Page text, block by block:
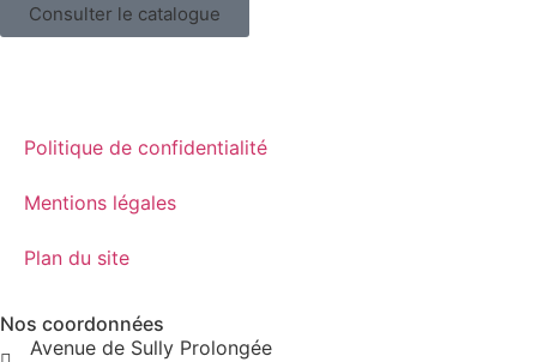
Consulter le catalogue
Politique de confidentialité
Mentions légales
Plan du site
Nos coordonnées
Avenue de Sully Prolongée